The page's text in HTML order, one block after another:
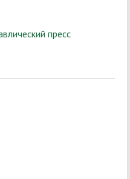
пресс